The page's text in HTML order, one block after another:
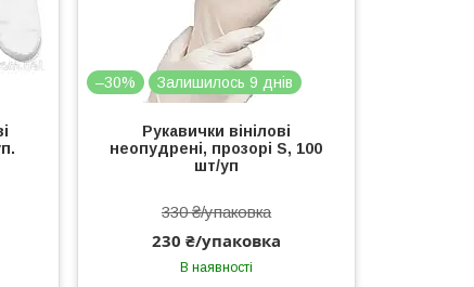
–30% Залишилось 9 днів
Рукавички вінілові
неопудрені, прозорі S, 100
шт/уп
330 ₴/упаковка
230 ₴/упаковка
В наявності